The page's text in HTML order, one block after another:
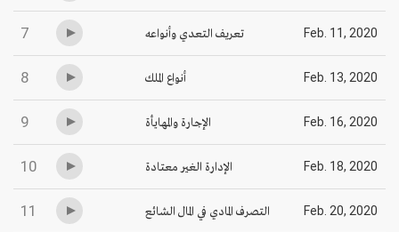
7 Feb. 11, 2020
8 Feb. 13, 2020
9 Feb. 16, 2020
10 Feb. 18, 2020
11 Feb. 20, 2020